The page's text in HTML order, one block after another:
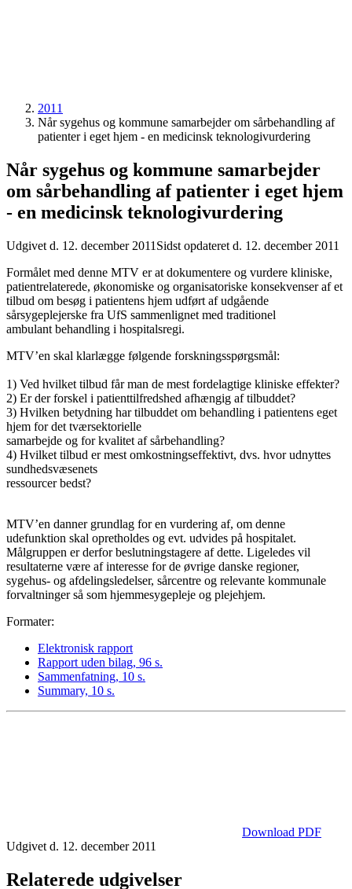
2011
Når sygehus og kommune samarbejder om sårbehandling af
patienter i eget hjem - en medicinsk teknologivurdering
Når sygehus og kommune samarbejder
om sårbehandling af patienter i eget hjem
- en medicinsk teknologivurdering
Udgivet d. 12. december 2011 Sidst opdateret d. 12. december 2011
Formålet med denne MTV er at dokumentere og vurdere kliniske,
patientrelaterede, økonomiske og organisatoriske konsekvenser af et
tilbud om besøg i patientens hjem udført af udgående
sårsygeplejerske fra UfS sammenlignet med traditionel
ambulant behandling i hospitalsregi.
MTV’en skal klarlægge følgende forskningsspørgsmål:
1) Ved hvilket tilbud får man de mest fordelagtige kliniske effekter?
2) Er der forskel i patienttilfredshed afhængig af tilbuddet?
3) Hvilken betydning har tilbuddet om behandling i patientens eget
hjem for det tværsektorielle
samarbejde og for kvalitet af sårbehandling?
4) Hvilket tilbud er mest omkostningseffektivt, dvs. hvor udnyttes
sundhedsvæsenets
ressourcer bedst?
MTV’en danner grundlag for en vurdering af, om denne
udefunktion skal opretholdes og evt. udvides på hospitalet.
Målgruppen er derfor beslutningstagere af dette. Ligeledes vil
resultaterne være af interesse for de øvrige danske regioner,
sygehus- og afdelingsledelser, sårcentre og relevante kommunale
forvaltninger så som hjemmesygepleje og plejehjem.
Formater:
Elektronisk rapport
Rapport uden bilag, 96 s.
Sammenfatning, 10 s.
Summary, 10 s.
Download PDF
Udgivet d. 12. december 2011
Relaterede udgivelser